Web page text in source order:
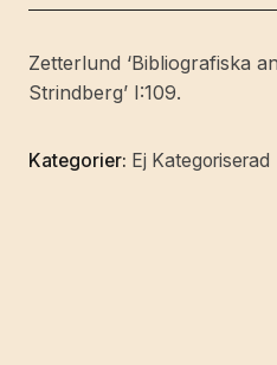
fem
[Utg.
av]
&
Zetterlund ‘Bibliografiska
Strindberg’ I:109.
Kategorier: Ej Kategoriserad